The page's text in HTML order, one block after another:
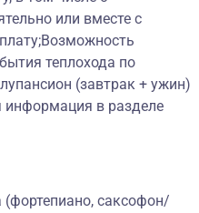
или вместе с
теплохода по
(завтрак + ужин)
информация в разделе
саксофон/